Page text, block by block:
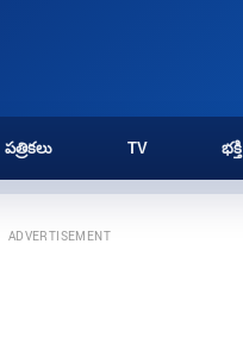
పత్రికలు TV భక్తి
ADVERTISEMENT